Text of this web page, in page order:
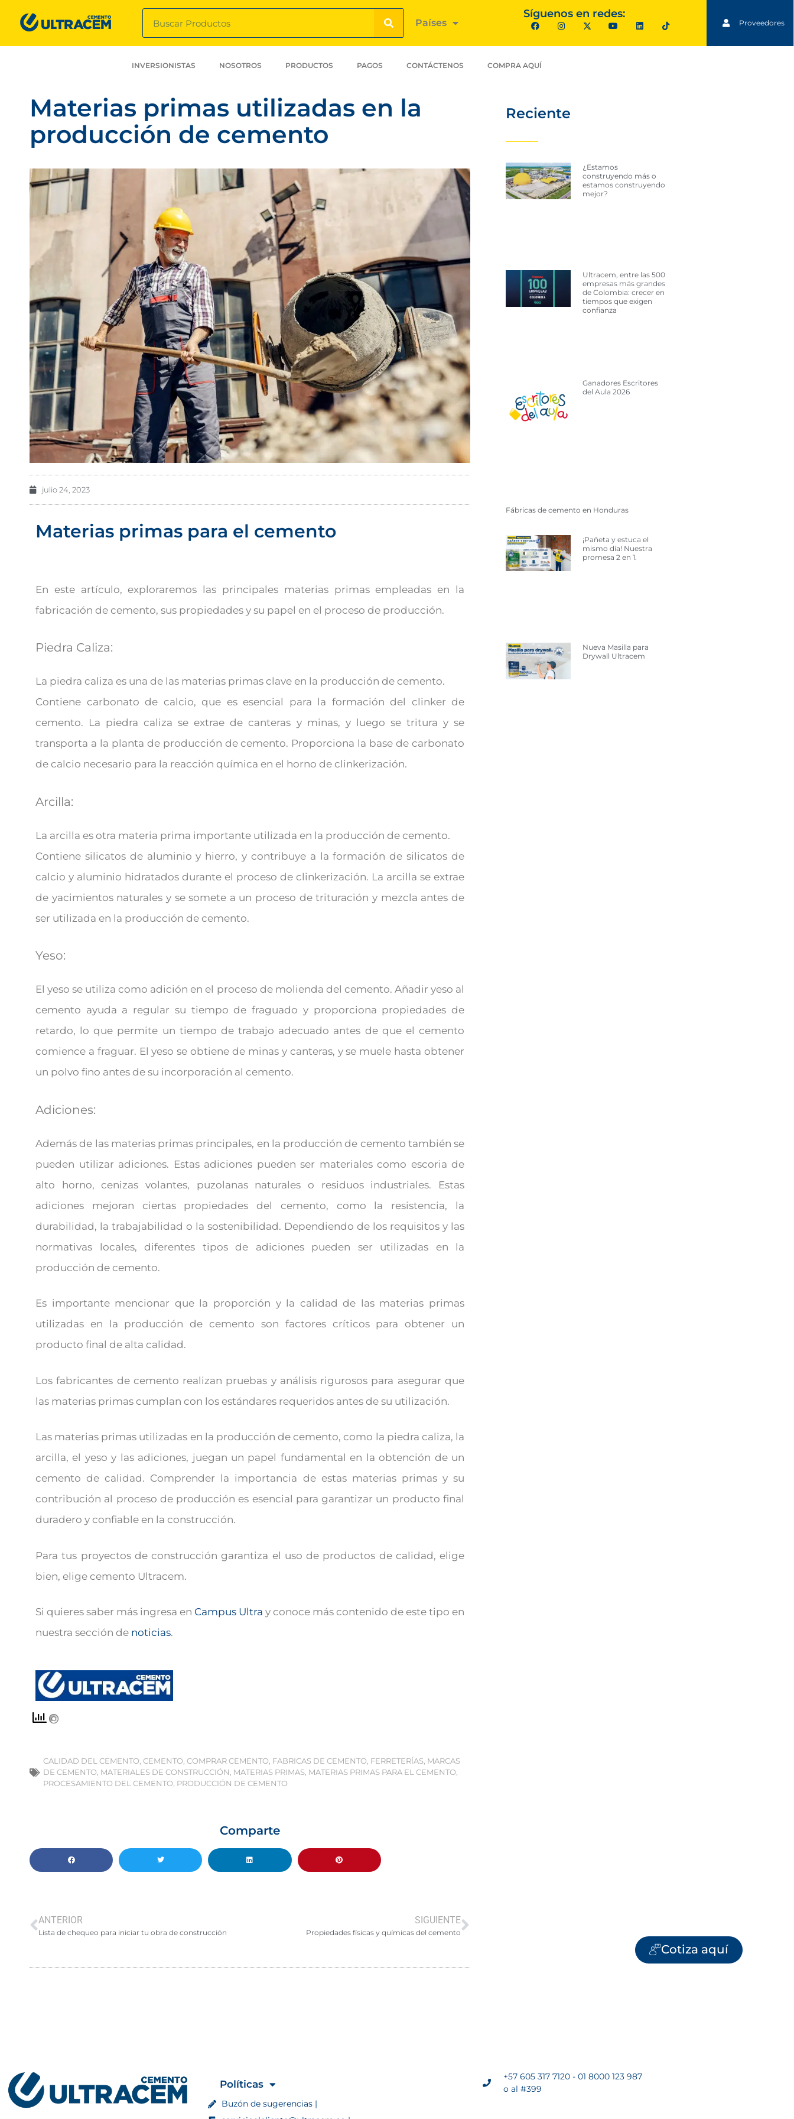
Países
Síguenos en redes:
Proveedores
INVERSIONISTAS NOSOTROS PRODUCTOS PAGOS CONTÁCTENOS COMPRA AQUÍ
Materias primas utilizadas en la
producción de cemento
julio 24, 2023
Materias primas para el cemento
En este artículo, exploraremos las principales materias primas empleadas en la
fabricación de cemento, sus propiedades y su papel en el proceso de producción.
Piedra Caliza:
La piedra caliza es una de las materias primas clave en la producción de cemento.
Contiene carbonato de calcio, que es esencial para la formación del clinker de
cemento. La piedra caliza se extrae de canteras y minas, y luego se tritura y se
transporta a la planta de producción de cemento. Proporciona la base de carbonato
de calcio necesario para la reacción química en el horno de clinkerización.
Arcilla:
La arcilla es otra materia prima importante utilizada en la producción de cemento.
Contiene silicatos de aluminio y hierro, y contribuye a la formación de silicatos de
calcio y aluminio hidratados durante el proceso de clinkerización. La arcilla se extrae
de yacimientos naturales y se somete a un proceso de trituración y mezcla antes de
ser utilizada en la producción de cemento.
Yeso:
El yeso se utiliza como adición en el proceso de molienda del cemento. Añadir yeso al
cemento ayuda a regular su tiempo de fraguado y proporciona propiedades de
retardo, lo que permite un tiempo de trabajo adecuado antes de que el cemento
comience a fraguar. El yeso se obtiene de minas y canteras, y se muele hasta obtener
un polvo fino antes de su incorporación al cemento.
Adiciones:
Además de las materias primas principales, en la producción de cemento también se
pueden utilizar adiciones. Estas adiciones pueden ser materiales como escoria de
alto horno, cenizas volantes, puzolanas naturales o residuos industriales. Estas
adiciones mejoran ciertas propiedades del cemento, como la resistencia, la
durabilidad, la trabajabilidad o la sostenibilidad. Dependiendo de los requisitos y las
normativas locales, diferentes tipos de adiciones pueden ser utilizadas en la
producción de cemento.
Es importante mencionar que la proporción y la calidad de las materias primas
utilizadas en la producción de cemento son factores críticos para obtener un
producto final de alta calidad.
Los fabricantes de cemento realizan pruebas y análisis rigurosos para asegurar que
las materias primas cumplan con los estándares requeridos antes de su utilización.
Las materias primas utilizadas en la producción de cemento, como la piedra caliza, la
arcilla, el yeso y las adiciones, juegan un papel fundamental en la obtención de un
cemento de calidad. Comprender la importancia de estas materias primas y su
contribución al proceso de producción es esencial para garantizar un producto final
duradero y confiable en la construcción.
Para tus proyectos de construcción garantiza el uso de productos de calidad, elige
bien, elige cemento Ultracem.
Si quieres saber más ingresa en Campus Ultra y conoce más contenido de este tipo en
nuestra sección de noticias.
CALIDAD DEL CEMENTO, CEMENTO, COMPRAR CEMENTO, FABRICAS DE CEMENTO, FERRETERÍAS, MARCAS
DE CEMENTO, MATERIALES DE CONSTRUCCIÓN, MATERIAS PRIMAS, MATERIAS PRIMAS PARA EL CEMENTO,
PROCESAMIENTO DEL CEMENTO, PRODUCCIÓN DE CEMENTO
Comparte
ANTERIOR
Lista de chequeo para iniciar tu obra de construcción
SIGUIENTE
Propiedades físicas y químicas del cemento
Reciente
¿Estamos
construyendo más o
estamos construyendo
mejor?
Ultracem, entre las 500
empresas más grandes
de Colombia: crecer en
tiempos que exigen
confianza
Ganadores Escritores
del Aula 2026
Fábricas de cemento en Honduras
¡Pañeta y estuca el
mismo día! Nuestra
promesa 2 en 1.
Nueva Masilla para
Drywall Ultracem
Políticas
Buzón de sugerencias |
+57 605 317 7120 - 01 8000 123 987
o al #399
Cotiza aquí